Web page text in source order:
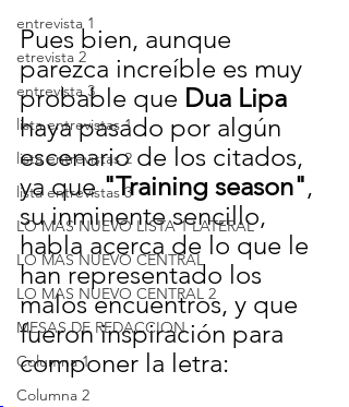
entrevista 1
etrevista 2
entrevista 3
lista entrevistas 1
lista entrevistas 2
lista entrevistas 3
LO MAS NUEVO LISTA 1 LATERAL
LO MAS NUEVO CENTRAL
LO MAS NUEVO CENTRAL 2
MESAS DE REDACCION
Columna 1
Columna 2
Pues bien, aunque
parezca increíble es muy
probable que Dua Lipa
haya pasado por algún
escenario de los citados,
ya que "Training season",
su inminente sencillo,
habla acerca de lo que le
han representado los
malos encuentros, y que
fueron inspiración para
componer la letra: